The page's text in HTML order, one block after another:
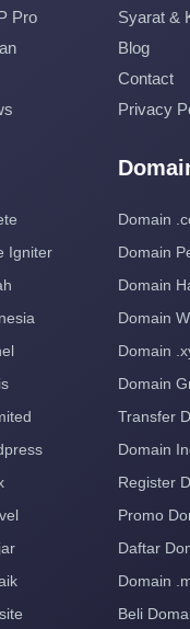
Pro
Syarat &
Blog
Contact
Privacy
Igniter
Domain
Domain
Domain
Domain
Domain
Domain
Transfer
Domain
Register
Promo
Daftar
Domain
Beli